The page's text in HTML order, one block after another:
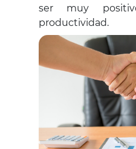
ser muy
productividad.